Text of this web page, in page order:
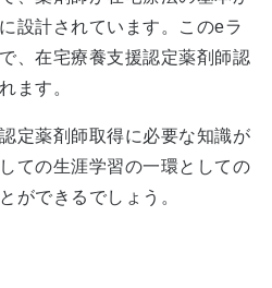
設計されています。このeラ
、在宅療養支援認定薬剤師認
ます。
定薬剤師取得に必要な知識が
ての生涯学習の一環としての
ができるでしょう。